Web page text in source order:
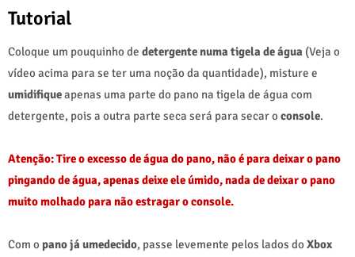
Tutorial
Coloque um pouquinho de detergente numa tigela de água (Veja o
vídeo acima para se ter uma noção da quantidade), misture e
umidifiqueapenas uma parte do pano na tigela de água com
detergente, pois a outra parte seca será para secar o console.
Atenção: Tire o excesso de água do pano, não é para deixar o pano
pingando de água, apenas deixe ele úmido, nada de deixar o pano
muito molhado para não estragar o console.
Com o pano já umedecido, passe levemente pelos lados do Xbox